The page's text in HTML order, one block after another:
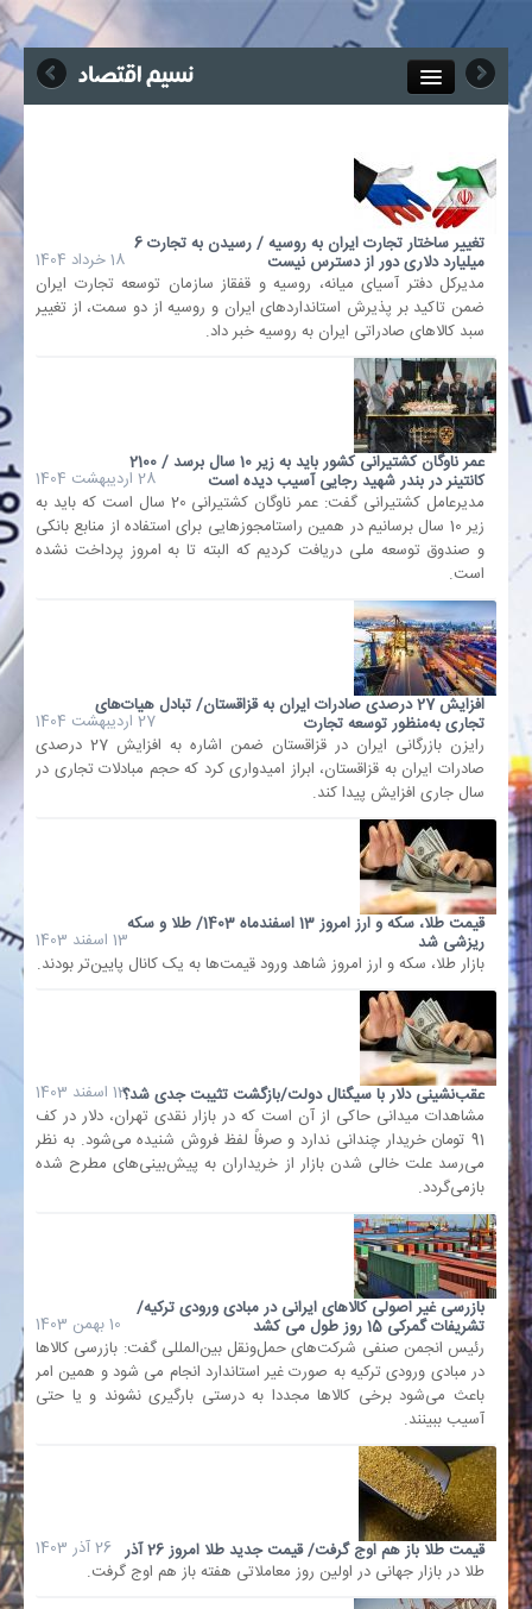
جذب خبرنگار
آگهی استخدام
پیوند‌ها
چند رسانه‌ای
صنعت معدن و تجارت
بیمه و بورس
اقتصاد
خانه
تغییر ساختار تجارت ایران به روسیه / رسیدن به تجارت 6
میلیارد دلاری دور از دسترس نیست
18 خرداد 1404
مدیرکل دفتر آسیای میانه، روسیه و قفقاز سازمان توسعه تجارت ایران
ضمن تاکید بر پذیرش استانداردهای ایران و روسیه از دو سمت، از تغییر
سبد کالاهای صادراتی ایران به روسیه خبر داد.
عمر ناوگان کشتیرانی کشور باید به زیر 10 سال برسد / 2100
کانتینر در بندر شهید رجایی آسیب دیده است
28 اردیبهشت 1404
مدیرعامل کشتیرانی گفت: عمر ناوگان کشتیرانی 20 سال است که باید به
زیر 10 سال برسانیم در همین راستامجوز‌هایی برای استفاده از منابع بانکی
و صندوق توسعه ملی دریافت کردیم که البته تا به امروز پرداخت نشده
است.
افزایش 27 درصدی صادرات ایران به قزاقستان/ تبادل هیات‌های
تجاری به‌منظور توسعه تجارت
27 اردیبهشت 1404
رایزن بازرگانی ایران در قزاقستان ضمن اشاره به افزایش 27 درصدی
صادرات ایران به قزاقستان، ابراز امیدواری کرد که حجم مبادلات تجاری در
سال جاری افزایش پیدا کند.
قیمت طلا، سکه و ارز امروز 13 اسفندماه 1403/ طلا و سکه
ریزشی شد
13 اسفند 1403
بازار طلا، سکه و ارز امروز شاهد ورود قیمت‌ها به یک کانال پایین‌تر بودند.
عقب‌نشینی دلار با سیگنال دولت/بازگشت تثیبت جدی شد؟13 اسفند 1403
مشاهدات میدانی حاکی از آن است که در بازار نقدی تهران، دلار در کف
91 تومان خریدار چندانی ندارد و صرفاً لفظ فروش شنیده می‌شود. به نظر
می‌رسد علت خالی شدن بازار از خریداران به پیش‌بینی‌های مطرح شده
بازمی‌گردد.
بازرسی غیر اصولی کالاهای ایرانی در مبادی ورودی ترکیه/
تشریفات گمرکی 15 روز طول می کشد
10 بهمن 1403
رئیس انجمن صنفی شرکت‌های حمل‌ونقل بین‌المللی گفت: بازرسی کالاها
در مبادی ورودی ترکیه به صورت غیر استاندارد انجام می شود و همین امر
باعث می‌شود برخی کالاها مجددا به درستی بارگیری نشوند و یا حتی
آسیب ببینند.
قیمت طلا باز هم اوج گرفت/ قیمت جدید طلا امروز 26 آذر
26 آذر 1403
طلا در بازار جهانی در اولین روز معاملاتی هفته باز هم اوج گرفت.